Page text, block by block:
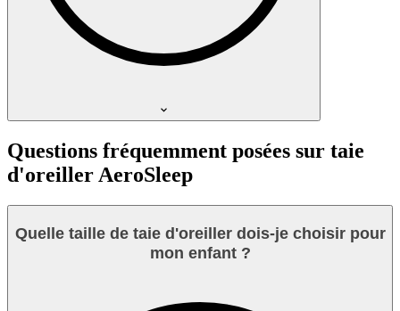
Questions fréquemment posées sur taie
d'oreiller AeroSleep
Quelle taille de taie d'oreiller dois-je choisir pour
mon enfant ?